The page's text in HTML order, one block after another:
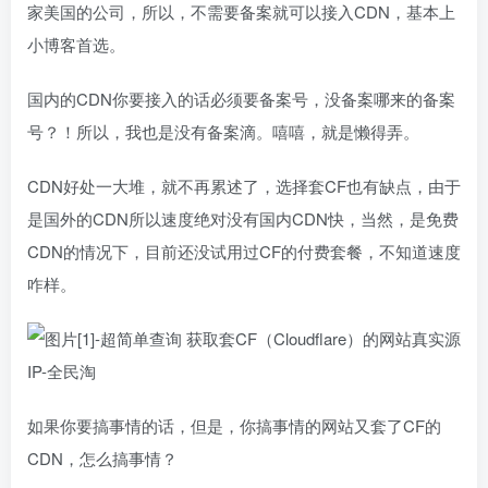
家美国的公司，所以，不需要备案就可以接入CDN，基本上
小博客首选。
国内的CDN你要接入的话必须要备案号，没备案哪来的备案
号？！所以，我也是没有备案滴。嘻嘻，就是懒得弄。
CDN好处一大堆，就不再累述了，选择套CF也有缺点，由于
是国外的CDN所以速度绝对没有国内CDN快，当然，是免费
CDN的情况下，目前还没试用过CF的付费套餐，不知道速度
咋样。
如果你要搞事情的话，但是，你搞事情的网站又套了CF的
CDN，怎么搞事情？